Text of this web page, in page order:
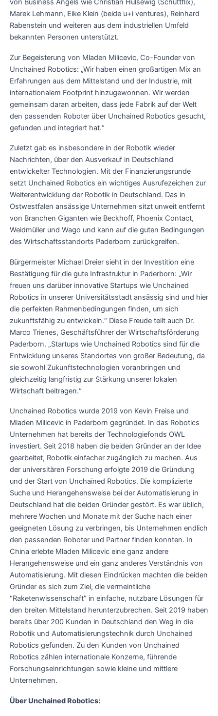
von Business Angels wie Christian Hülsewig (Schüttflix),
Marek Lehmann, Eike Klein (beide u+i ventures), Reinhard
Rabenstein und weiteren aus dem industriellen Umfeld
bekannten Personen unterstützt.
Zur Begeisterung von Mladen Milicevic, Co-Founder von
Unchained Robotics: „Wir haben einen großartigen Mix an
Erfahrungen aus dem Mittelstand und der Industrie, mit
internationalem Footprint hinzugewonnen. Wir werden
gemeinsam daran arbeiten, dass jede Fabrik auf der Welt
den passenden Roboter über Unchained Robotics gesucht,
gefunden und integriert hat.“
Zuletzt gab es insbesondere in der Robotik wieder
Nachrichten, über den Ausverkauf in Deutschland
entwickelter Technologien. Mit der Finanzierungsrunde
setzt Unchained Robotics ein wichtiges Ausrufezeichen zur
Weiterentwicklung der Robotik in Deutschland. Das in
Ostwestfalen ansässige Unternehmen sitzt unweit entfernt
von Branchen Giganten wie Beckhoff, Phoenix Contact,
Weidmüller und Wago und kann auf die guten Bedingungen
des Wirtschaftsstandorts Paderborn zurückgreifen.
Bürgermeister Michael Dreier sieht in der Investition eine
Bestätigung für die gute Infrastruktur in Paderborn: „Wir
freuen uns darüber innovative Startups wie Unchained
Robotics in unserer Universitätsstadt ansässig sind und hier
die perfekten Rahmenbedingungen finden, um sich
zukunftsfähig zu entwickeln.“ Diese Freude teilt auch Dr.
Marco Trienes, Geschäftsführer der Wirtschaftsförderung
Paderborn. „Startups wie Unchained Robotics sind für die
Entwicklung unseres Standortes von großer Bedeutung, da
sie sowohl Zukunftstechnologien voranbringen und
gleichzeitig langfristig zur Stärkung unserer lokalen
Wirtschaft beitragen.“
Unchained Robotics wurde 2019 von Kevin Freise und
Mladen Milicevic in Paderborn gegründet. In das Robotics
Unternehmen hat bereits der Technologiefonds OWL
investiert. Seit 2018 haben die beiden Gründer an der Idee
gearbeitet, Robotik einfacher zugänglich zu machen. Aus
der universitären Forschung erfolgte 2019 die Gründung
und der Start von Unchained Robotics. Die komplizierte
Suche und Herangehensweise bei der Automatisierung in
Deutschland hat die beiden Gründer gestört. Es war üblich,
mehrere Wochen und Monate mit der Suche nach einer
geeigneten Lösung zu verbringen, bis Unternehmen endlich
den passenden Roboter und Partner finden konnten. In
China erlebte Mladen Milicevic eine ganz andere
Herangehensweise und ein ganz anderes Verständnis von
Automatisierung. Mit diesen Eindrücken machten die beiden
Gründer es sich zum Ziel, die vermeintliche
“Raketenwissenschaft” in einfache, nutzbare Lösungen für
den breiten Mittelstand herunterzubrechen. Seit 2019 haben
bereits über 200 Kunden in Deutschland den Weg in die
Robotik und Automatisierungstechnik durch Unchained
Robotics gefunden. Zu den Kunden von Unchained
Robotics zählen internationale Konzerne, führende
Forschungseinrichtungen sowie kleine und mittlere
Unternehmen.
Über Unchained Robotics: